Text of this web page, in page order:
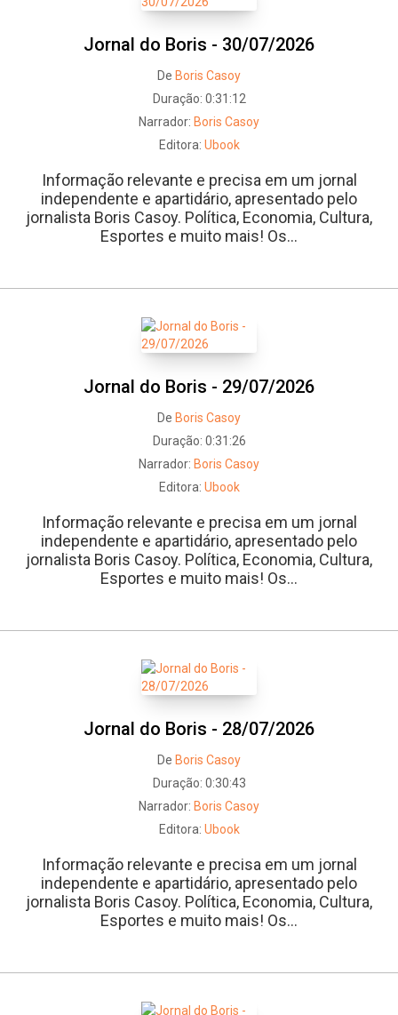
Jornal do Boris - 30/07/2026
De Boris Casoy
Duração: 0:31:12
Narrador: Boris Casoy
Editora: Ubook
Informação relevante e precisa em um jornal
independente e apartidário, apresentado pelo
jornalista Boris Casoy. Política, Economia, Cultura,
Esportes e muito mais! Os...
Jornal do Boris - 29/07/2026
De Boris Casoy
Duração: 0:31:26
Narrador: Boris Casoy
Editora: Ubook
Informação relevante e precisa em um jornal
independente e apartidário, apresentado pelo
jornalista Boris Casoy. Política, Economia, Cultura,
Esportes e muito mais! Os...
Jornal do Boris - 28/07/2026
De Boris Casoy
Duração: 0:30:43
Narrador: Boris Casoy
Editora: Ubook
Informação relevante e precisa em um jornal
independente e apartidário, apresentado pelo
jornalista Boris Casoy. Política, Economia, Cultura,
Esportes e muito mais! Os...